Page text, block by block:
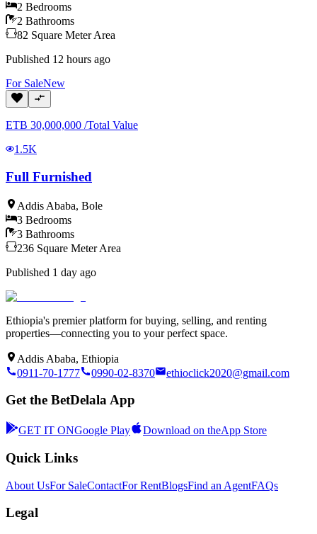
2 Bedrooms
2 Bathrooms
82 Square Meter Area
Published 12 hours ago
For SaleNew
ETB 30,000,000 /Total Value
1.5K
Full Furnished
Addis Ababa, Bole
3 Bedrooms
3 Bathrooms
236 Square Meter Area
Published 1 day ago
Ethiopia's premier platform for buying, selling, and renting
properties—connecting you to your perfect space.
Addis Ababa, Ethiopia
0911-70-1777
0990-02-8370 ethioclick2020@gmail.com
Get the BetDelala App
GET IT ONGoogle Play Download on theApp Store
Quick Links
About UsFor SaleContactFor RentBlogsFind an AgentFAQs
Legal